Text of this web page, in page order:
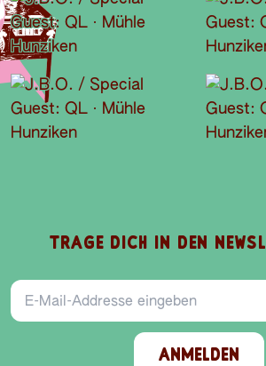
TRAGE DICH IN DEN
E-Mail-Addresse
ANMELDEN